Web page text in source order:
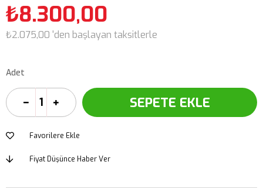
₺8.300,00
₺2.075,00 'den başlayan taksitlerle
Adet
Favorilere Ekle
Fiyat Düşünce Haber Ver